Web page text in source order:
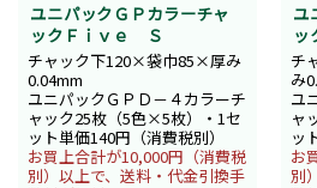
ユニパックＧＰカラーチャ
ックＦｉｖｅ Ｓ
チャック下120×袋巾85×厚み
0.04mm
ユニパックＧＰＤ－４カラーチ
ャック25枚（5色×5枚）・1セ
ット単価140円（消費税別）
お買上合計が10,000円（消費税
別）以上で、送料・代金引換手
ユ
チ
み
ユ
ャ
ッ
お
別